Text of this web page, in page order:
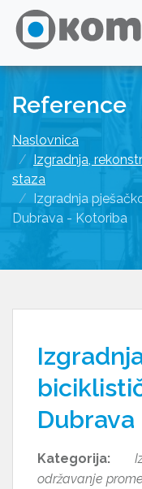
Reference
Naslovnica
Izgradnja,
staza
Izgradnja
Dubrava - Kotoriba
Kategorija:
održavanje